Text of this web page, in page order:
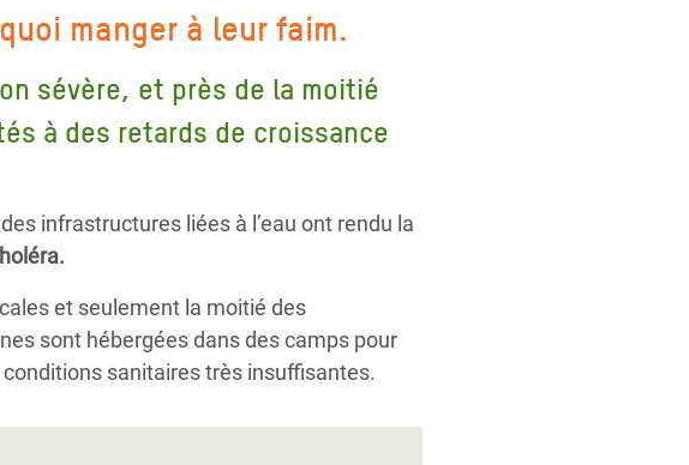
manger à leur faim.
sévère, et près de la moitié
à des retards de croissance
infrastructures liées à l’eau ont rendu la
et seulement la moitié des
sont hébergées dans des camps pour
sanitaires très insuffisantes.